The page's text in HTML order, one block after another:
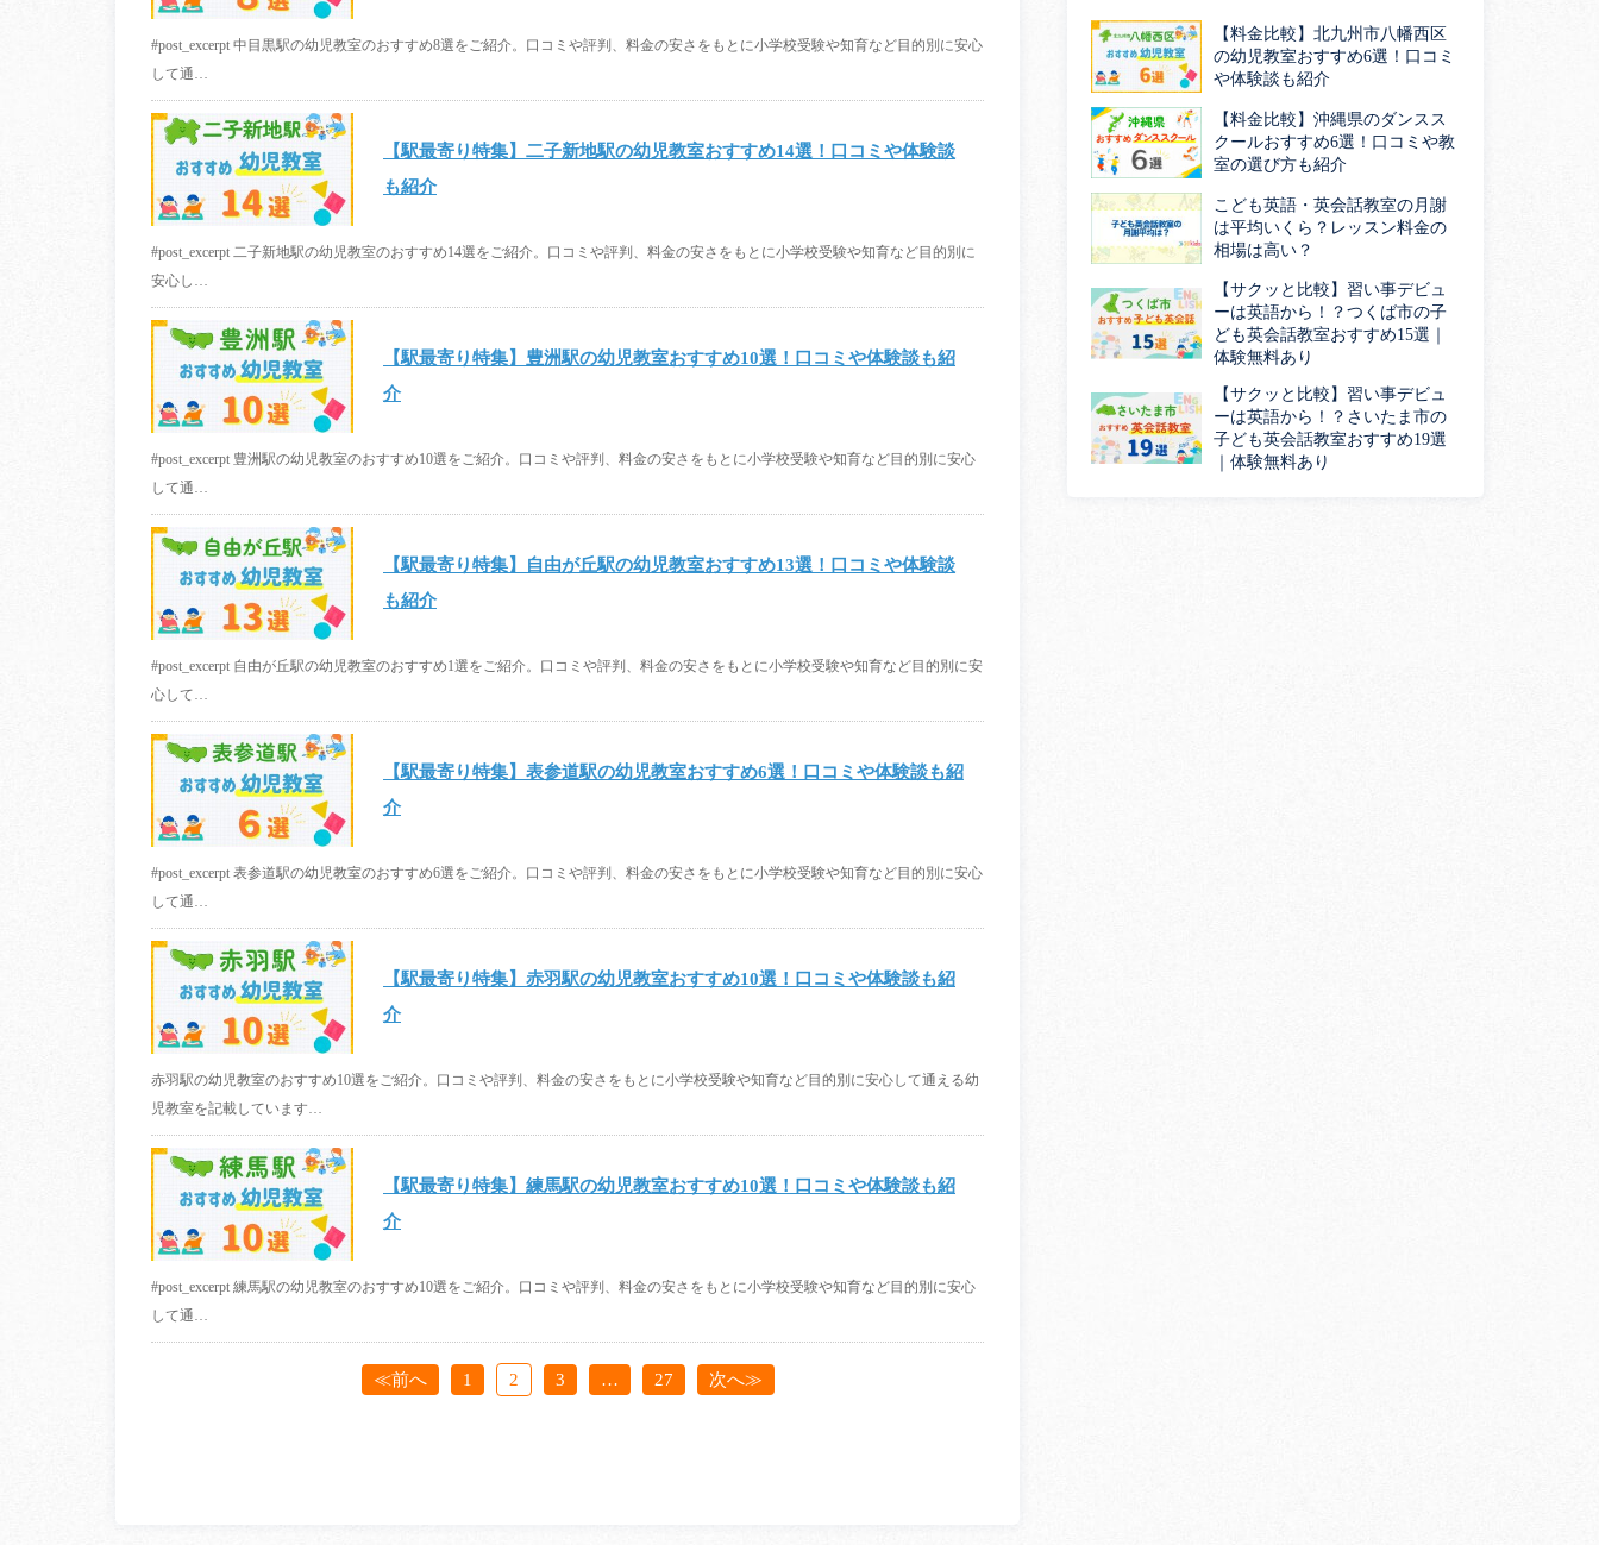
#post_excerpt 中目黒駅の幼児教室のおすすめ8選をご紹介。口コミや評判、料金の安さをもとに小学校受験や知育など目的別に安心
して通…
【駅最寄り特集】二子新地駅の幼児教室おすすめ14選！口コミや体験談
も紹介
#post_excerpt 二子新地駅の幼児教室のおすすめ14選をご紹介。口コミや評判、料金の安さをもとに小学校受験や知育など目的別に
安心し…
【駅最寄り特集】豊洲駅の幼児教室おすすめ10選！口コミや体験談も紹
介
#post_excerpt 豊洲駅の幼児教室のおすすめ10選をご紹介。口コミや評判、料金の安さをもとに小学校受験や知育など目的別に安心
して通…
【駅最寄り特集】自由が丘駅の幼児教室おすすめ13選！口コミや体験談
も紹介
#post_excerpt 自由が丘駅の幼児教室のおすすめ1選をご紹介。口コミや評判、料金の安さをもとに小学校受験や知育など目的別に安
心して…
【駅最寄り特集】表参道駅の幼児教室おすすめ6選！口コミや体験談も紹
介
#post_excerpt 表参道駅の幼児教室のおすすめ6選をご紹介。口コミや評判、料金の安さをもとに小学校受験や知育など目的別に安心
して通…
【駅最寄り特集】赤羽駅の幼児教室おすすめ10選！口コミや体験談も紹
介
赤羽駅の幼児教室のおすすめ10選をご紹介。口コミや評判、料金の安さをもとに小学校受験や知育など目的別に安心して通える幼
児教室を記載しています…
【駅最寄り特集】練馬駅の幼児教室おすすめ10選！口コミや体験談も紹
介
#post_excerpt 練馬駅の幼児教室のおすすめ10選をご紹介。口コミや評判、料金の安さをもとに小学校受験や知育など目的別に安心
して通…
≪前へ 1 2 3 … 27 次へ≫
【料金比較】北九州市八幡西区
の幼児教室おすすめ6選！口コミ
や体験談も紹介
【料金比較】沖縄県のダンスス
クールおすすめ6選！口コミや教
室の選び方も紹介
こども英語・英会話教室の月謝
は平均いくら？レッスン料金の
相場は高い？
【サクッと比較】習い事デビュ
ーは英語から！？つくば市の子
ども英会話教室おすすめ15選｜
体験無料あり
【サクッと比較】習い事デビュ
ーは英語から！？さいたま市の
子ども英会話教室おすすめ19選
｜体験無料あり